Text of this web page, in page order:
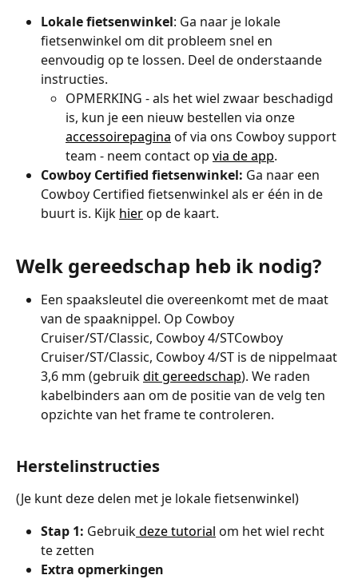
Lokalefietsenwinkel: Ga naar je lokale
fietsenwinkel om dit probleem snel en
eenvoudig op te lossen. Deel de onderstaande
instructies.
OPMERKING - als het wiel zwaar beschadigd
is, kun je een nieuw bestellen via onze
accessoirepagina of via ons Cowboy support
team - neem contact op via de app.
Cowboy Certified fietsenwinkel: Ga naar een
Cowboy Certified fietsenwinkel als er één in de
buurt is. Kijk hier op de kaart.
Welk gereedschap heb ik nodig?
Een spaaksleutel die overeenkomt met de maat
van de spaaknippel. Op Cowboy
Cruiser/ST/Classic, Cowboy 4/STCowboy
Cruiser/ST/Classic, Cowboy 4/ST is de nippelmaat
3,6 mm (gebruik dit gereedschap). We raden
kabelbinders aan om de positie van de velg ten
opzichte van het frame te controleren.
Herstelinstructies
(Je kunt deze delen met je lokale fietsenwinkel)
Stap 1: Gebruik deze tutorial om het wiel recht
te zetten
Extra opmerkingen